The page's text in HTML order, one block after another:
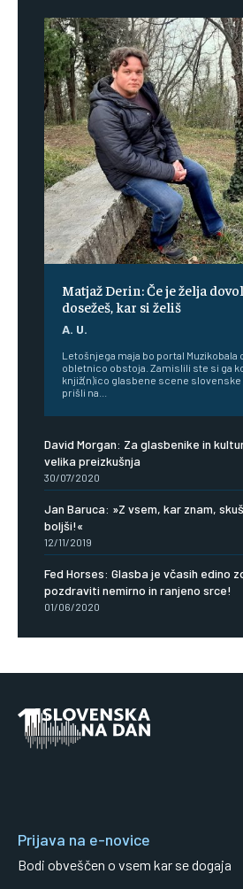
Matjaž Derin: Če je želja
dosežeš, kar si želiš
A. U.
Letošnjega maja bo portal Muzikobala
obletnico obstoja. Zamislili ste si ga
knjiž(n)ico glasbene scene slovenske
prišli na...
David Morgan: Za glasbenike in
velika preizkušnja
30/07/2020
Jan Baruca: »Z vsem, kar znam,
boljši!«
12/11/2019
Fed Horses: Glasba je včasih edino
pozdraviti nemirno in ranjeno srce!
01/06/2020
Prijava na e-novice
Bodi obveščen o vsem kar se dogaja